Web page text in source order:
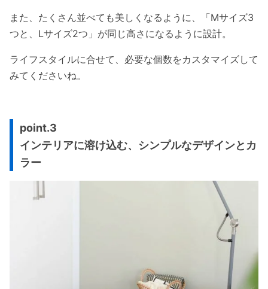
また、たくさん並べても美しくなるように、「Mサイズ3
つと、Lサイズ2つ」が同じ高さになるように設計。
ライフスタイルに合せて、必要な個数をカスタマイズして
みてくださいね。
point.3
インテリアに溶け込む、シンプルなデザインとカ
ラー